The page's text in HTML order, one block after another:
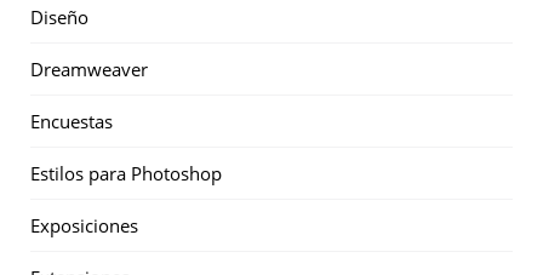
Diseño
Dreamweaver
Encuestas
Estilos para Photoshop
Exposiciones